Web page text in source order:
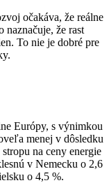
očakáva, že reálne
že rast
To nie je dobré pre
Európy, s výnimkou
menej v dôsledku
na ceny energie
v Nemecku o 2,6
o 4,5 %.